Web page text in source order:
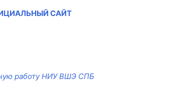
САЙТ
работу НИУ ВШЭ СПБ